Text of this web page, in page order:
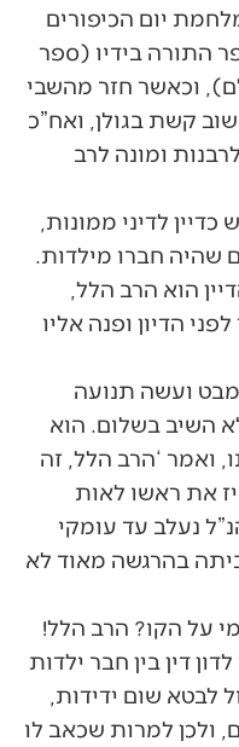
יום הכיפורים
התורה בידיו (ספר
וכאשר חזר מהשבי
קשת בגולן, ואח”כ
ומונה לרב
לדיני ממונות,
שהיה חברו מילדות.
הוא הרב הלל,
הדיון ופנה אליו
ועשה תנועה
השיב בשלום. הוא
ואמר ‘הרב הלל, זה
את ראשו לאות
נעלב עד עומקי
בהרגשה מאוד לא
על הקו? הרב הלל!
דין בין חבר ילדות
לבטא שום ידידות,
ולכן למרות שכאב לו